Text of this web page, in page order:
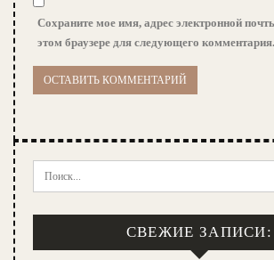
Сохраните мое имя, адрес электронной
этом браузере для следующего комментария.
СВЕЖИЕ ЗАПИСИ: